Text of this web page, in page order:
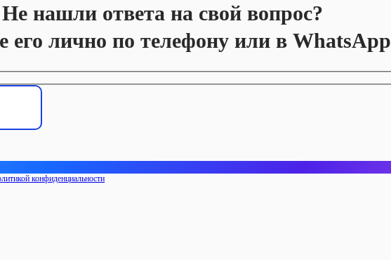
Не нашли ответа на свой вопрос?
его лично по телефону или в WhatsApp
конфиденциальности